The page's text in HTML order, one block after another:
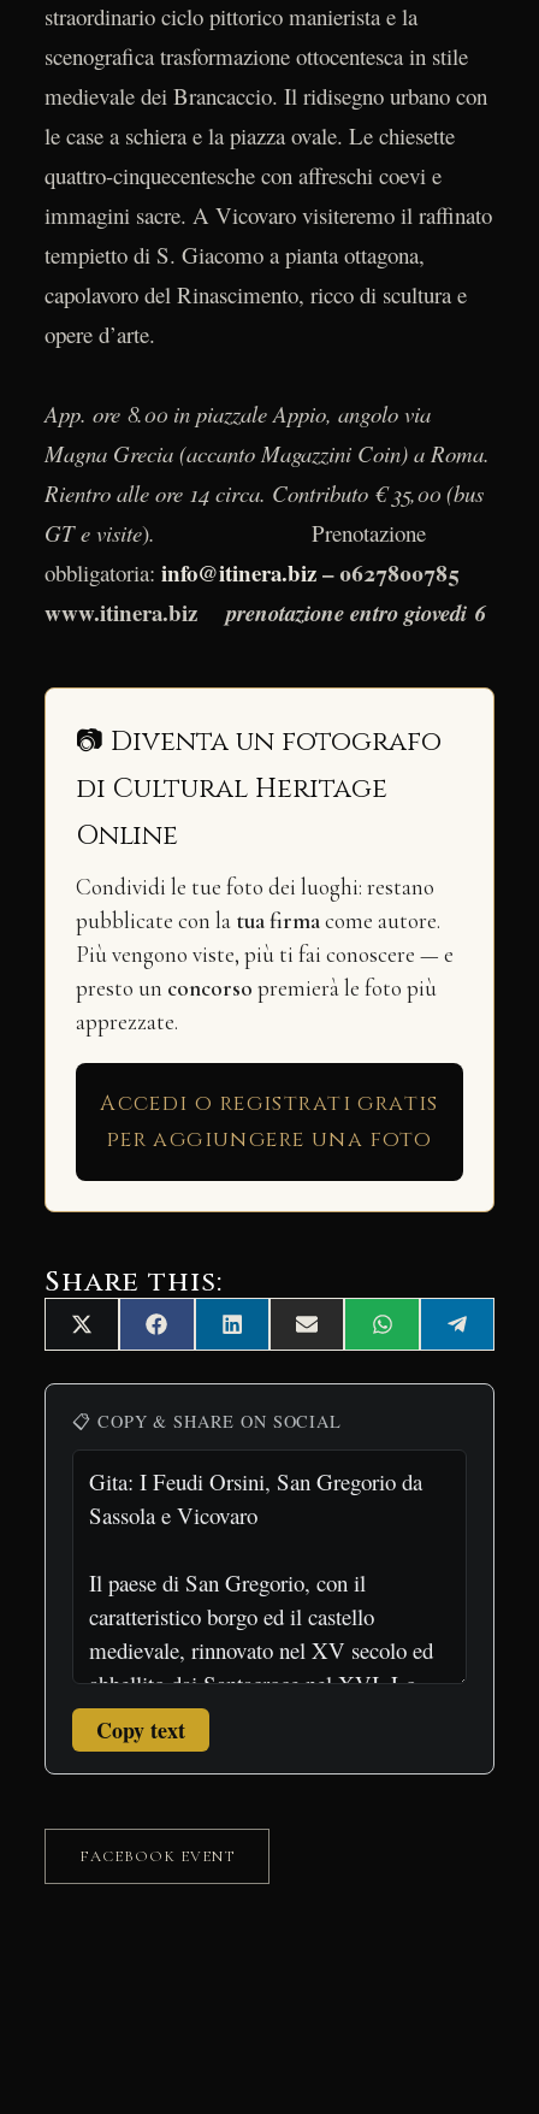
straordinario ciclo pittorico manierista e la
scenografica trasformazione ottocentesca in stile
medievale dei Brancaccio. Il ridisegno urbano con
le case a schiera e la piazza ovale. Le chiesette
quattro-cinquecentesche con affreschi coevi e
immagini sacre. A Vicovaro visiteremo il raffinato
tempietto di S. Giacomo a pianta ottagona,
capolavoro del Rinascimento, ricco di scultura e
opere d’arte.
App. ore 8.00 in piazzale Appio, angolo via
Magna Grecia (accanto Magazzini Coin) a Roma.
Rientro alle ore 14 circa. Contributo € 35,00 (bus
GT e visite). Prenotazione
obbligatoria: info@itinera.biz– 0627800785
www.itinera.biz
prenotazione entro giovedi 6
📷 Diventa un fotografo
di Cultural Heritage
Online
Condividi le tue foto dei luoghi: restano
pubblicate con la tua firmacome autore.
Più vengono viste, più ti fai conoscere — e
presto un concorso premierà le foto più
apprezzate.
Accedi o registrati gratis
per aggiungere una foto
Share this:
Share
on
X
(Twitter)
Share
on
FacebookShare
on
LinkedInShare
on
Email Share
on
WhatsAppShare
on
📋 COPY & SHARE ON SOCIAL
Copy text
FACEBOOK EVENT